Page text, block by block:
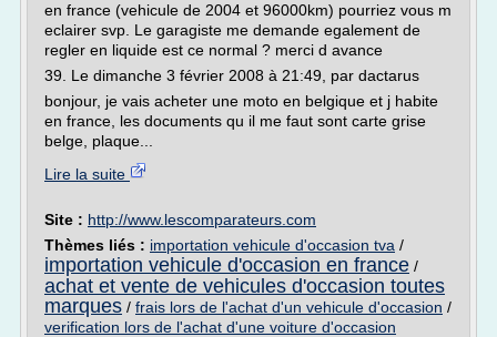
en france (vehicule de 2004 et 96000km) pourriez vous m
eclairer svp. Le garagiste me demande egalement de
regler en liquide est ce normal ? merci d avance
39. Le dimanche 3 février 2008 à 21:49, par dactarus
bonjour, je vais acheter une moto en belgique et j habite
en france, les documents qu il me faut sont carte grise
belge, plaque...
Lire la suite
Site : http://www.lescomparateurs.com
Thèmes liés : importation vehicule d'occasion tva /
importation vehicule d'occasion en france /
achat et vente de vehicules d'occasion toutes
marques / frais lors de l'achat d'un vehicule d'occasion /
verification lors de l'achat d'une voiture d'occasion